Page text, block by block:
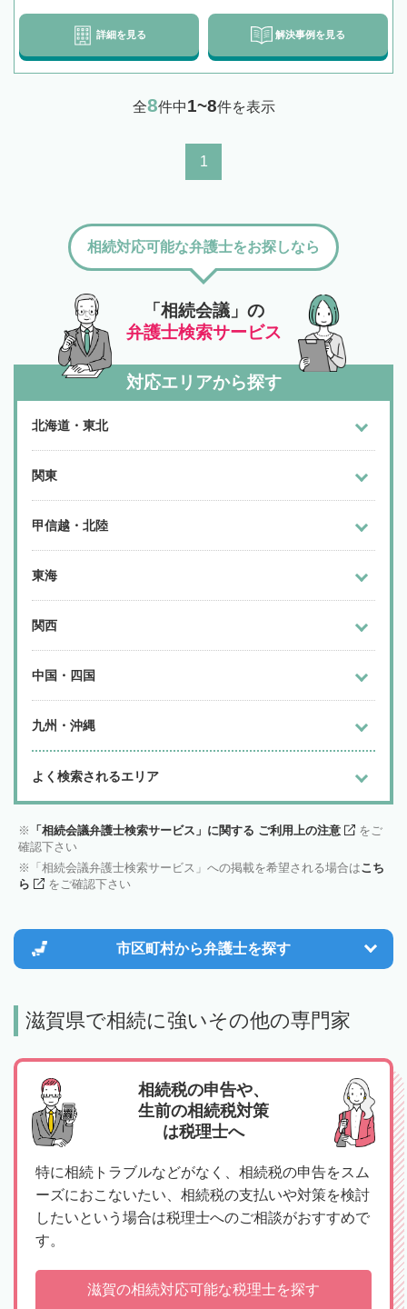
詳細を見る 解決事例を見る
全8件中1~8件を表示
1
「相続会議」の
弁護士検索サービス
相続対応可能な弁護士をお探しなら
対応エリアから探す
北海道・東北
関東
甲信越・北陸
東海
関西
中国・四国
九州・沖縄
よく検索されるエリア
「相続会議弁護士検索サービス」に関する ご利用上の注意
をご
確認下さい
「相続会議弁護士検索サービス」への掲載を希望される場合はこち
ら
をご確認下さい
市区町村から弁護士を探す
滋賀県で相続に強いその他の専門家
相続税の申告や、
生前の相続税対策
は税理士へ
特に相続トラブルなどがなく、相続税の申告をスム
ーズにおこないたい、相続税の支払いや対策を検討
したいという場合は税理士へのご相談がおすすめで
す。
滋賀の相続対応可能な税理士を探す